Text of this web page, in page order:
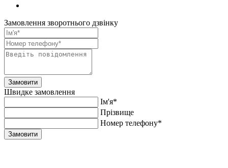
Замовлення зворотнього дзвінку
Замовити
Швидке замовлення
Ім'я*
Прiзвище
Номер телефону*